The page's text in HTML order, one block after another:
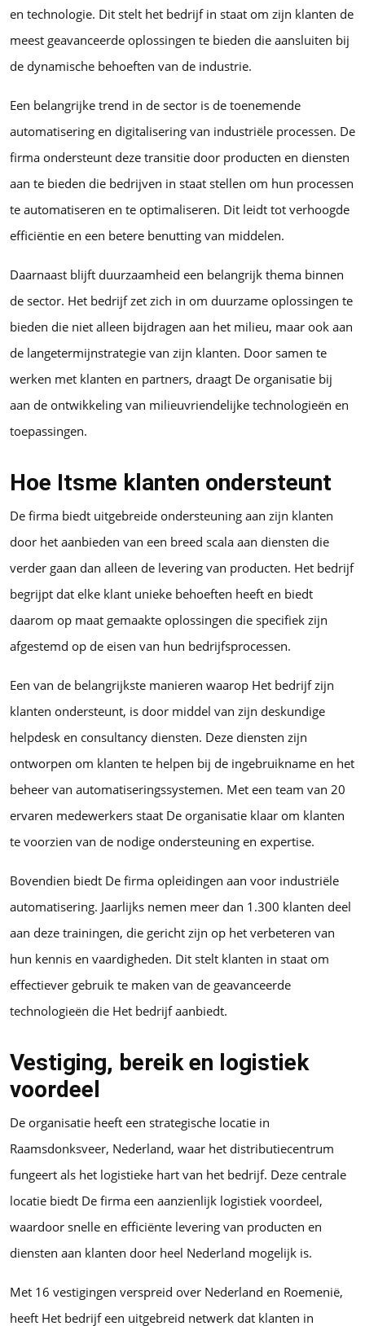
en technologie. Dit stelt het bedrijf in staat om zijn klanten de
meest geavanceerde oplossingen te bieden die aansluiten bij
de dynamische behoeften van de industrie.
Een belangrijke trend in de sector is de toenemende
automatisering en digitalisering van industriële processen. De
firma ondersteunt deze transitie door producten en diensten
aan te bieden die bedrijven in staat stellen om hun processen
te automatiseren en te optimaliseren. Dit leidt tot verhoogde
efficiëntie en een betere benutting van middelen.
Daarnaast blijft duurzaamheid een belangrijk thema binnen
de sector. Het bedrijf zet zich in om duurzame oplossingen te
bieden die niet alleen bijdragen aan het milieu, maar ook aan
de langetermijnstrategie van zijn klanten. Door samen te
werken met klanten en partners, draagt De organisatie bij
aan de ontwikkeling van milieuvriendelijke technologieën en
toepassingen.
Hoe Itsme klanten ondersteunt
De firma biedt uitgebreide ondersteuning aan zijn klanten
door het aanbieden van een breed scala aan diensten die
verder gaan dan alleen de levering van producten. Het bedrijf
begrijpt dat elke klant unieke behoeften heeft en biedt
daarom op maat gemaakte oplossingen die specifiek zijn
afgestemd op de eisen van hun bedrijfsprocessen.
Een van de belangrijkste manieren waarop Het bedrijf zijn
klanten ondersteunt, is door middel van zijn deskundige
helpdesk en consultancy diensten. Deze diensten zijn
ontworpen om klanten te helpen bij de ingebruikname en het
beheer van automatiseringssystemen. Met een team van 20
ervaren medewerkers staat De organisatie klaar om klanten
te voorzien van de nodige ondersteuning en expertise.
Bovendien biedt De firma opleidingen aan voor industriële
automatisering. Jaarlijks nemen meer dan 1.300 klanten deel
aan deze trainingen, die gericht zijn op het verbeteren van
hun kennis en vaardigheden. Dit stelt klanten in staat om
effectiever gebruik te maken van de geavanceerde
technologieën die Het bedrijf aanbiedt.
Vestiging, bereik en logistiek
voordeel
De organisatie heeft een strategische locatie in
Raamsdonksveer, Nederland, waar het distributiecentrum
fungeert als het logistieke hart van het bedrijf. Deze centrale
locatie biedt De firma een aanzienlijk logistiek voordeel,
waardoor snelle en efficiënte levering van producten en
diensten aan klanten door heel Nederland mogelijk is.
Met 16 vestigingen verspreid over Nederland en Roemenië,
heeft Het bedrijf een uitgebreid netwerk dat klanten in